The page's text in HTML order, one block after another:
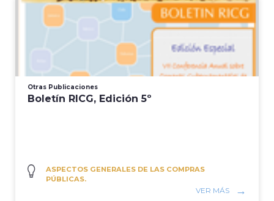
Otras Publicaciones
Boletín RICG, Edición 5º
ASPECTOS GENERALES DE LAS COMPRAS
PÚBLICAS.
VER MÁS